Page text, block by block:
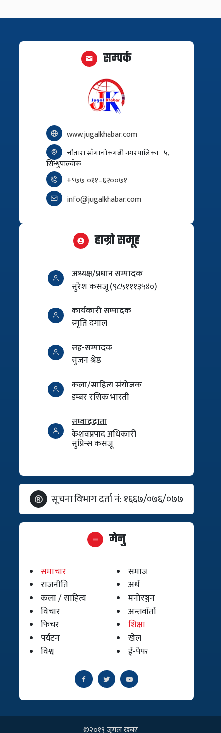
सम्पर्क
www.jugalkhabar.com
चौतारा साँगाचोकगढी नगरपालिका– ५,
सिन्धुपाल्चोक
+९७७ ०११–६२००७१
info@jugalkhabar.com
हाम्रो समूह
अध्यक्ष/प्रधान सम्पादक
सुरेश कसजू (९८५१११३५४०)
कार्यकारी सम्पादक
स्मृति दंगाल
सह-सम्पादक
सुजन श्रेष्ठ
कला/साहित्य संयोजक
डम्बर रसिक भारती
सम्वाददाता
केशवप्रपाद अधिकारी
सुप्रिन्स कसजू
सूचना विभाग दर्ता नं: १६६७/०७६/०७७
मेनु
समाचार
समाज
राजनीति
अर्थ
कला / साहित्य
मनोरञ्जन
विचार
अन्तर्वार्ता
फिचर
शिक्षा
पर्यटन
खेल
विश्व
ई-पेपर
©२०१९ जुगल खबर